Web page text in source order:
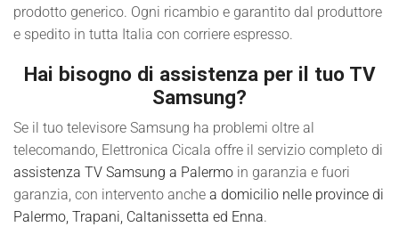
prodotto generico. Ogni ricambio e garantito dal produttore
e spedito in tutta Italia con corriere espresso.
Hai bisogno di assistenza per il tuo TV
Samsung?
Se il tuo televisore Samsung ha problemi oltre al
telecomando, Elettronica Cicala offre il servizio completo di
assistenza TV Samsung a Palermo in garanzia e fuori
garanzia, con intervento anche a domicilio nelle province di
Palermo, Trapani, Caltanissetta ed Enna.